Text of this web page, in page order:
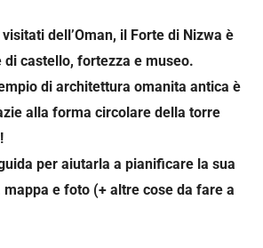
dell’Oman, il Forte di Nizwa è
di castello, fortezza e museo.
di architettura omanita antica è
alla forma circolare della torre
per aiutarla a pianificare la sua
e foto (+ altre cose da fare a